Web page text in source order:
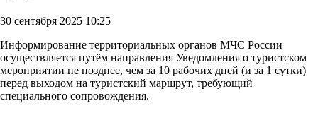
30 сентября 2025 10:25
Информирование территориальных органов МЧС России
осуществляется путём направления Уведомления о туристском
мероприятии не позднее, чем за 10 рабочих дней (и за 1 сутки)
перед выходом на туристский маршрут, требующий
специального сопровождения.